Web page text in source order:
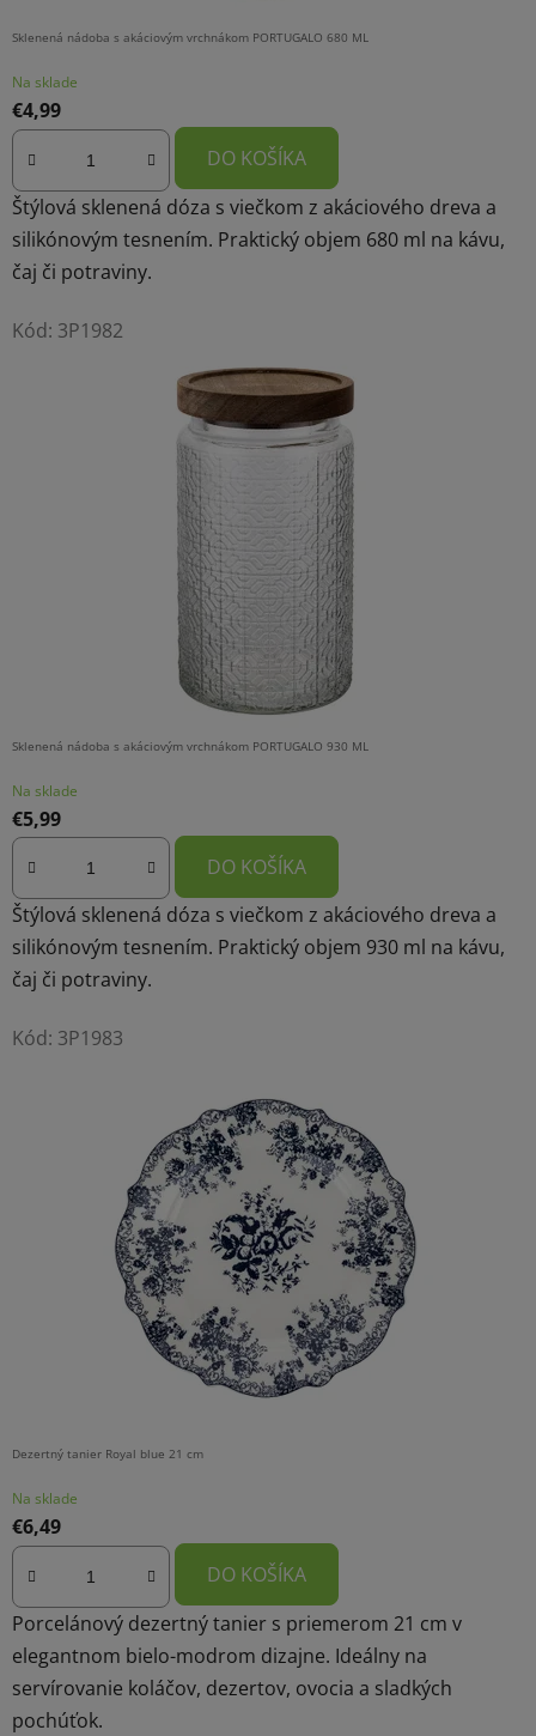
Sklenená nádoba s akáciovým vrchnákom PORTUGALO 680 ML
Na sklade
€4,99
DO KOŠÍKA
Štýlová sklenená dóza s viečkom z akáciového dreva a
silikónovým tesnením. Praktický objem 680 ml na kávu,
čaj či potraviny.
Kód: 3P1982
Sklenená nádoba s akáciovým vrchnákom PORTUGALO 930 ML
Na sklade
€5,99
DO KOŠÍKA
Štýlová sklenená dóza s viečkom z akáciového dreva a
silikónovým tesnením. Praktický objem 930 ml na kávu,
čaj či potraviny.
Kód: 3P1983
Dezertný tanier Royal blue 21 cm
Na sklade
€6,49
DO KOŠÍKA
Porcelánový dezertný tanier s priemerom 21 cm v
elegantnom bielo-modrom dizajne. Ideálny na
servírovanie koláčov, dezertov, ovocia a sladkých
pochúťok.